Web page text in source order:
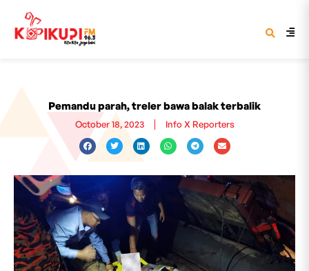
Pemandu parah, treler bawa balak terbalik
October 18, 2023 Info X Reporters